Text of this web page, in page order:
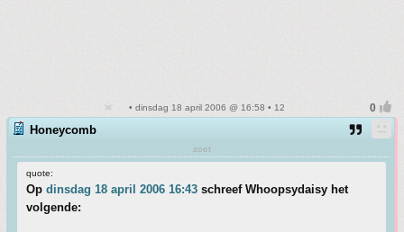
• dinsdag 18 april 2006 @ 16:58 • 12
Honeycomb
zoet
quote:
Op dinsdag 18 april 2006 16:43 schreef Whoopsydaisy het
volgende: